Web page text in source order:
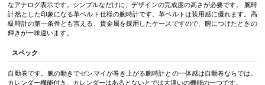
なアナログ表示です。シンプルなだけに、デザインの完成度の高さが必要です。 腕時
計然とした印象になる革ベルト仕様の腕時計です。革ベルトは装用感に優れます。高
級時計の第一条件とも言える、貴金属を採用したケースですので、腕につけたときの
輝きが一味違います。
スペック
自動巻です。腕の動きでゼンマイが巻き上がる腕時計との一体感は自動巻ならでは。
カレンダー機能付き。カレンダーはあるとないとでは大違いの機能の一つです。